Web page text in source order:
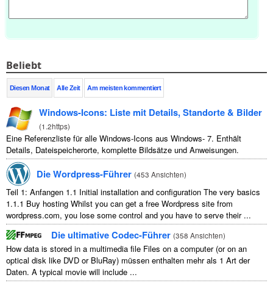
Beliebt
Diesen Monat Alle Zeit Am meisten kommentiert
Windows-Icons: Liste mit Details, Standorte & Bilder
(1.2https)
Eine Referenzliste für alle Windows-Icons aus Windows- 7. Enthält
Details, Dateispeicherorte, komplette Bildsätze und Anweisungen.
Die Wordpress-Führer (453 Ansichten)
Teil 1: Anfangen 1.1 Initial installation and configuration The very basics
1.1.1 Buy hosting Whilst you can get a free Wordpress site from
wordpress.com, you lose some control and you have to serve their...
Die ultimative Codec-Führer (358 Ansichten)
How data is stored in a multimedia file Files on a computer(or on an
optical disk like DVD or BluRay) müssen enthalten mehr als 1 Art der
Daten. A typical movie will include ...